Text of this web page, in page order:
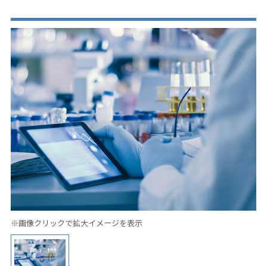
※画像クリックで拡大イメージを表示